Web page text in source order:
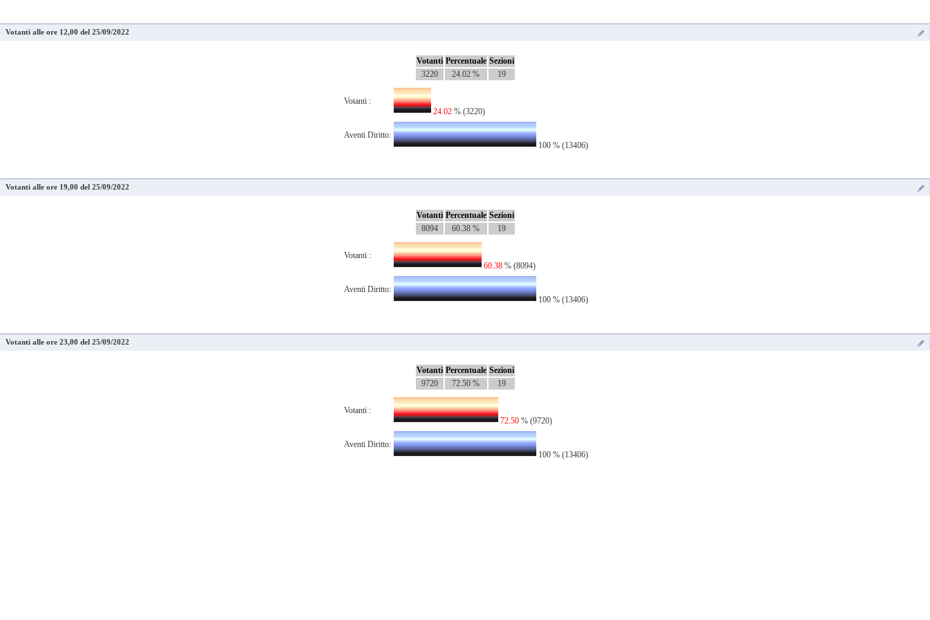
Votanti alle ore 12,00 del 25/09/2022
Votanti Percentuale Sezioni
3220
24.02 % 19
Votanti :
24.02 % (3220)
Aventi Diritto:
100 % (13406)
Votanti alle ore 19,00 del 25/09/2022
Votanti Percentuale Sezioni
8094
60.38 % 19
Votanti :
60.38% (8094)
Aventi Diritto:
100 % (13406)
Votanti alle ore 23,00 del 25/09/2022
Votanti Percentuale Sezioni
9720
72.50 % 19
Votanti :
72.50 % (9720)
Aventi Diritto:
100 % (13406)